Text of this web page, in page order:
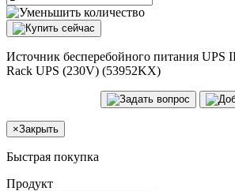
Источник бесперебойного питания
Rack UPS (230V) (53952KX)
×Закрыть
Быстрая покупка
Продукт